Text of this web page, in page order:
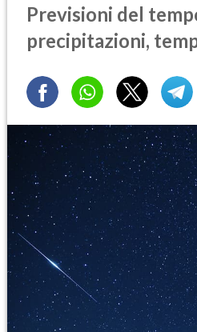
Previsioni del
precipitazioni,